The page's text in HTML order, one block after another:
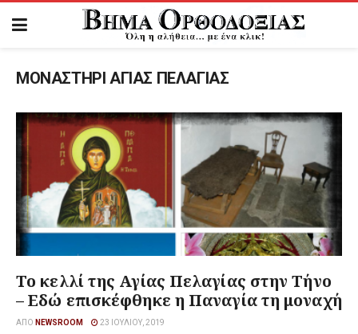
ΜΟΝΑΣΤΗΡΙ ΑΓΙΑΣ ΠΕΛΑΓΙΑΣ
Το κελλί της Αγίας Πελαγίας στην Τήνο
– Εδώ επισκέφθηκε η Παναγία τη μοναχή
ΑΠΌ NEWSROOM 23 ΙΟΥΛΊΟΥ, 2019